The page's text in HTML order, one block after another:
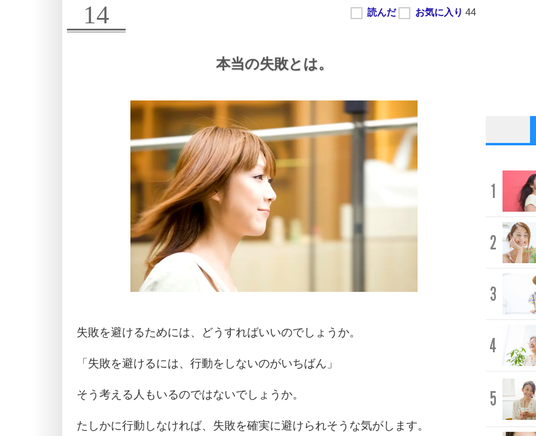
14
本当の失敗とは。
失敗を避けるためには、どうすればいいのでしょうか。
「失敗を避けるには、行動をしないのがいちばん」
そう考える人もいるのではないでしょうか。
たしかに行動しなければ、失敗を確実に避けられそうな気がします。
1
2
3
4
5